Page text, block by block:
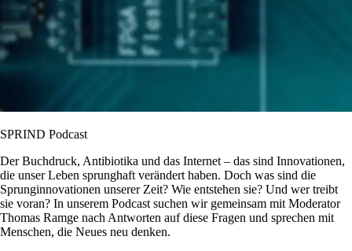
SPRIND Podcast
Der Buchdruck, Antibiotika und das Internet – das sind Innovationen,
die unser Leben sprunghaft verändert haben. Doch was sind die
Sprunginnovationen unserer Zeit? Wie entstehen sie? Und wer treibt
sie voran? In unserem Podcast suchen wir gemeinsam mit Moderator
Thomas Ramge nach Antworten auf diese Fragen und sprechen mit
Menschen, die Neues neu denken.